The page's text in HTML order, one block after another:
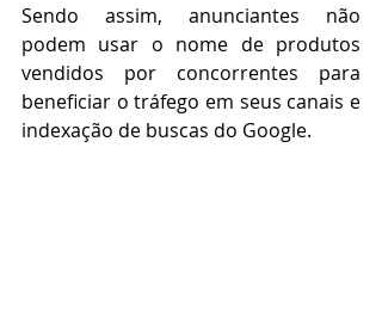
Sendo assim, anunciantes não
podem usar o nome de produtos
vendidos por concorrentes para
beneficiar o tráfego em seus canais e
indexação de buscas do Google.